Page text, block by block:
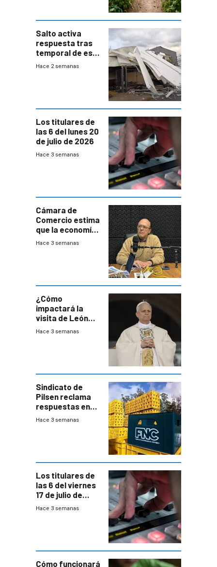
Salto activa
respuesta tras
temporal de este
sábado con
Hace 2 semanas
Los titulares de
las 6 del lunes 20
de julio de 2026
Hace 3 semanas
Cámara de
Comercio estima
que la economía
crecerá 1,6%
Hace 3 semanas
¿Cómo
impactará la
visita de León
XIV a Uruguay?
Hace 3 semanas
Sindicato de
Pilsen reclama
respuestas en
medio de
Hace 3 semanas
Los titulares de
las 6 del viernes
17 de julio de
2026
Hace 3 semanas
Cómo funcionará